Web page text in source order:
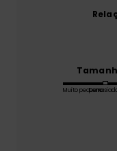
Muito pequeno